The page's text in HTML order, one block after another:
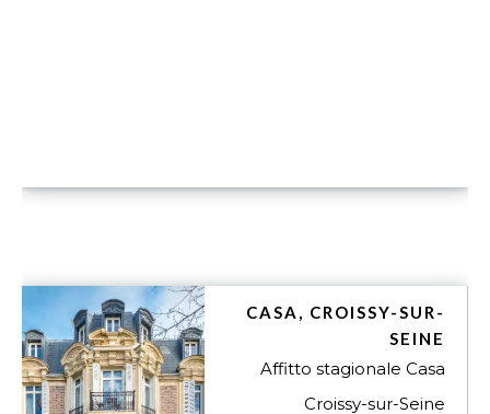
CASA, CROISSY-SUR-
SEINE
Affitto stagionale Casa
Croissy-sur-Seine